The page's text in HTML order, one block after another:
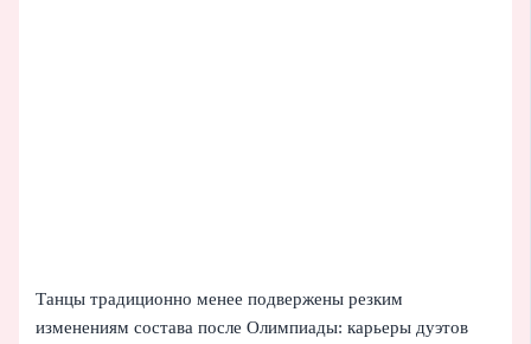
Танцы традиционно менее подвержены резким
изменениям состава после Олимпиады: карьеры дуэтов